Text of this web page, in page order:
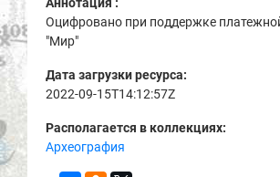
Оцифровано при поддержке
"Мир"
Дата загрузки ресурса:
2022-09-15T14:12:57Z
Располагается в коллекциях:
Археография